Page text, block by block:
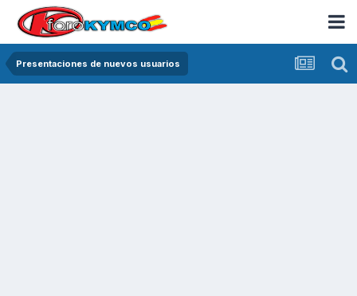
Presentaciones de nuevos usuarios